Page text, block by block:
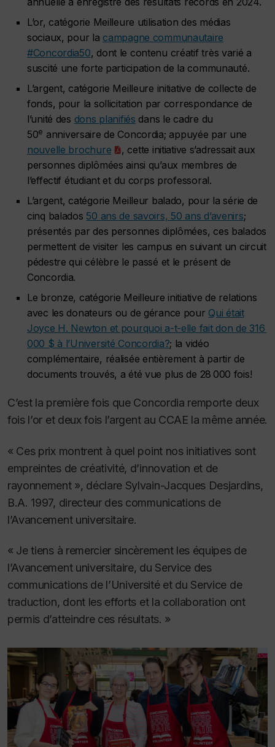
L’or, catégorie Meilleure utilisation des médias
sociaux, pour la campagne communautaire
#Concordia50, dont le contenu créatif très varié a
suscité une forte participation de la communauté.
L’argent, catégorie Meilleure initiative de collecte de
fonds, pour la sollicitation par correspondance de
l’unité des dons planifiés dans le cadre du
50e anniversaire de Concordia; appuyée par une
nouvelle brochure
, cette initiative s’adressait aux
personnes diplômées ainsi qu’aux membres de
l’effectif étudiant et du corps professoral.
L’argent, catégorie Meilleur balado, pour la série de
cinq balados 50 ans de savoirs, 50 ans d’avenirs;
présentés par des personnes diplômées, ces balados
permettent de visiter les campus en suivant un circuit
pédestre qui célèbre le passé et le présent de
Concordia.
Le bronze, catégorie Meilleure initiative de relations
avec les donateurs ou de gérance pour Qui était
Joyce H. Newton et pourquoi a-t-elle fait don de 316
000 $ à l’Université Concordia?; la vidéo
complémentaire, réalisée entièrement à partir de
documents trouvés, a été vue plus de 28 000 fois!
C’est la première fois que Concordia remporte deux
fois l’or et deux fois l’argent au CCAE la même année.
« Ces prix montrent à quel point nos initiatives sont
empreintes de créativité, d’innovation et de
rayonnement », déclare Sylvain-Jacques Desjardins,
B.A. 1997, directeur des communications de
l’Avancement universitaire.
« Je tiens à remercier sincèrement les équipes de
l’Avancement universitaire, du Service des
communications de l’Université et du Service de
traduction, dont les efforts et la collaboration ont
permis d’atteindre ces résultats. »